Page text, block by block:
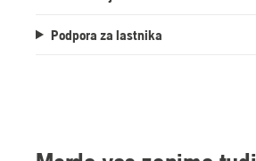
Podpora za lastnika